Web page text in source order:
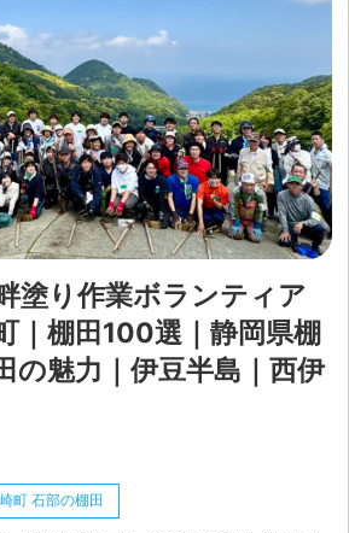
塗り作業ボランティア
｜棚田100選｜静岡県棚
の魅力｜伊豆半島｜西伊
町 石部の棚田